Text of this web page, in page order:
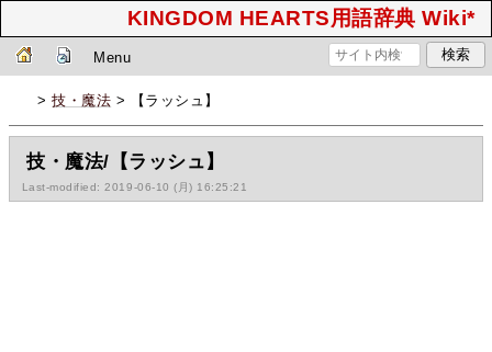
KINGDOM HEARTS用語辞典 Wiki*
Menu
>技・魔法 > 【ラッシュ】
技・魔法/【ラッシュ】
Last-modified: 2019-06-10 (月) 16:25:21